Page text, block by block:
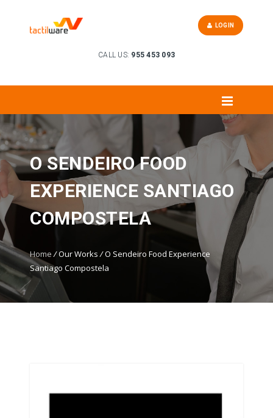
CALL US: 955 453 093
LOGIN
O SENDEIRO FOOD
EXPERIENCE SANTIAGO
COMPOSTELA
Home /Our Works/O Sendeiro Food Experience
Santiago Compostela